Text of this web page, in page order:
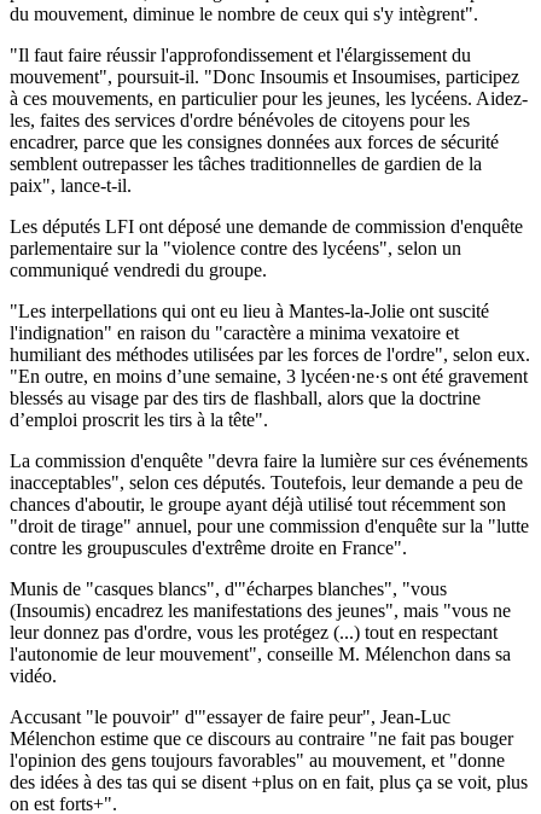
du mouvement, diminue le nombre de ceux qui s'y intègrent".
"Il faut faire réussir l'approfondissement et l'élargissement du
mouvement", poursuit-il. "Donc Insoumis et Insoumises, participez
à ces mouvements, en particulier pour les jeunes, les lycéens. Aidez-
les, faites des services d'ordre bénévoles de citoyens pour les
encadrer, parce que les consignes données aux forces de sécurité
semblent outrepasser les tâches traditionnelles de gardien de la
paix", lance-t-il.
Les députés LFI ont déposé une demande de commission d'enquête
parlementaire sur la "violence contre des lycéens", selon un
communiqué vendredi du groupe.
"Les interpellations qui ont eu lieu à Mantes-la-Jolie ont suscité
l'indignation" en raison du "caractère a minima vexatoire et
humiliant des méthodes utilisées par les forces de l'ordre", selon eux.
"En outre, en moins d’une semaine, 3 lycéen·ne·s ont été gravement
blessés au visage par des tirs de flashball, alors que la doctrine
d’emploi proscrit les tirs à la tête".
La commission d'enquête "devra faire la lumière sur ces événements
inacceptables", selon ces députés. Toutefois, leur demande a peu de
chances d'aboutir, le groupe ayant déjà utilisé tout récemment son
"droit de tirage" annuel, pour une commission d'enquête sur la "lutte
contre les groupuscules d'extrême droite en France".
Munis de "casques blancs", d'"écharpes blanches", "vous
(Insoumis) encadrez les manifestations des jeunes", mais "vous ne
leur donnez pas d'ordre, vous les protégez (...) tout en respectant
l'autonomie de leur mouvement", conseille M. Mélenchon dans sa
vidéo.
Accusant "le pouvoir" d'"essayer de faire peur", Jean-Luc
Mélenchon estime que ce discours au contraire "ne fait pas bouger
l'opinion des gens toujours favorables" au mouvement, et "donne
des idées à des tas qui se disent +plus on en fait, plus ça se voit, plus
on est forts+".